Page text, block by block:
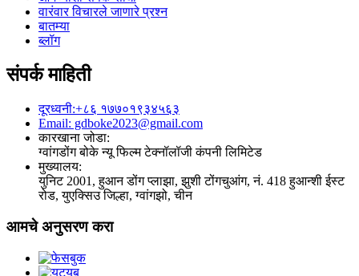
वारंवार विचारले जाणारे प्रश्न
बातम्या
ब्लॉग
संपर्क माहिती
दूरध्वनी:+८६ १७७०१९३४५६३
Email: gdboke2023@gmail.com
कारखाना जोडा:
ग्वांगडोंग बोके न्यू फिल्म टेक्नॉलॉजी कंपनी लिमिटेड
मुख्यालय:
युनिट 2001, हुआन डोंग प्लाझा, झुशी टोंगचुआंग, नं. 418 हुआन्शी ईस्ट
रोड, युएक्सिउ जिल्हा, ग्वांगझो, चीन
आमचे अनुसरण करा